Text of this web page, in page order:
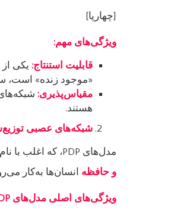
[چهارپا]
ویژگی‌های مهم:
قابلیت استنتاج: یکی
«موجود زنده» است،
مقیاس‌پذیری:
هستند.
شبکه‌های عصبی
مدل‌های PDP، که اغلب با نام
و حافظه انسان‌ها به‌کار
ویژگی‌های اصلی مدل‌های